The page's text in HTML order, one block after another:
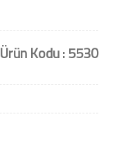
Ürün Kodu : 5530